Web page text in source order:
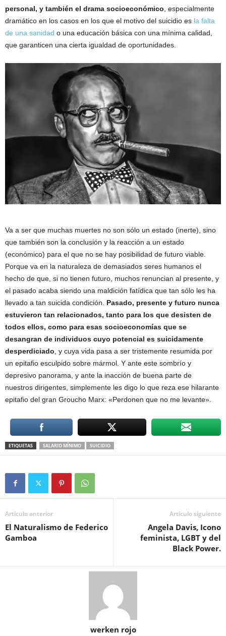
personal, y también el drama socioeconómico , especialmente
dramático en los casos en los que el motivo del suicidio es la falta
de una sanidad o una educación básica con una mínima calidad,
que garanticen una cierta igualdad de oportunidades.
Va a ser que muchas muertes no son sólo un estado (inerte), sino
que también son la conclusión y la reacción a un estado
(económico) para el que no se hay posibilidad de futuro viable.
Porque va en la naturaleza de demasiados seres humanos el
hecho de que, si no tienen futuro, muchos renuncian al presente, y
el pasado acaba siendo una maldición fatídica que tan sólo les ha
llevado a tan suicida condición. Pasado, presente y futuro nunca
estuvieron tan relacionados, tanto para los que desisten de
todos ellos, como para esas socioeconomías que se
desangran de individuos cuyo potencial es suicidamente
desperdiciado , y cuya vida pasa a ser tristemente resumida por
un epitafio esculpido sobre mármol. Y ante este sombrío y
depresivo panorama, y ante la inacción de buena parte de
nuestros dirigentes, simplemente les digo lo que reza ese hilarante
epitafio del gran Groucho Marx: «Perdonen que no me levante».
ETIQUETAS SALARIO MÍNIMO SUICIDIO
Artículo anterior
El Naturalismo de Federico
Gamboa
Artículo siguiente
Angela Davis, Icono
feminista, LGBT y del
Black Power.
werken rojo